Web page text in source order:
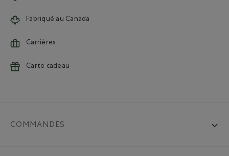
Fabriqué au Canada
Carrières
Carte cadeau
COMMANDES